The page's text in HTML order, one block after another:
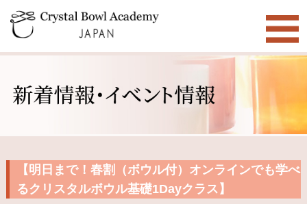
【明日まで！春割（ボウル付）オンラインでも学べ
るクリスタルボウル基礎1Dayクラス】